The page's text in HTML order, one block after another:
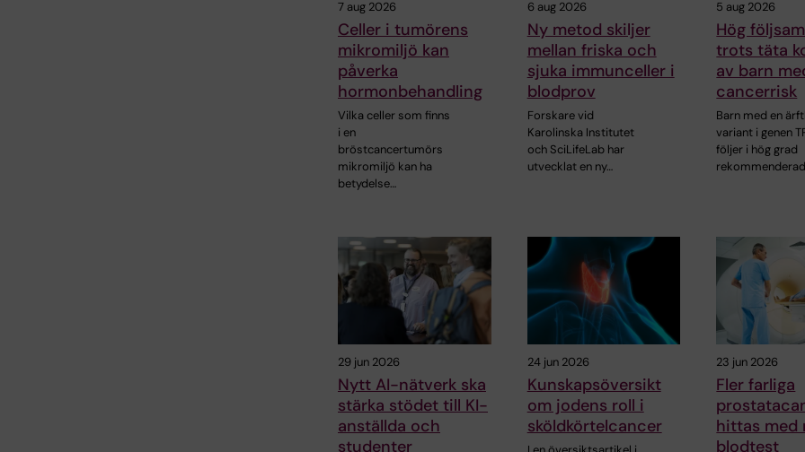
7 aug 2026
Celler i tumörens
mikromiljö kan
påverka
hormonbehandling
Vilka celler som finns
i en
bröstcancertumörs
mikromiljö kan ha
betydelse…
6 aug 2026
Ny metod skiljer
mellan friska och
sjuka immunceller i
blodprov
Forskare vid
Karolinska Institutet
och SciLifeLab har
utvecklat en ny…
5 aug 2026
Hög
trots täta
av barn
cancerrisk
Barn med en
variant i genen
följer i hög grad
29 jun 2026
Nytt AI-nätverk ska
stärka stödet till KI-
anställda och
studenter
24 jun 2026
Kunskapsöversikt
om jodens roll i
sköldkörtelcancer
23 jun 2026
Fler farliga
hittas med
blodtest